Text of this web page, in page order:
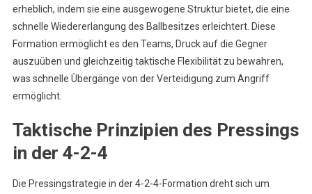
erheblich, indem sie eine ausgewogene Struktur bietet, die eine
schnelle Wiedererlangung des Ballbesitzes erleichtert. Diese
Formation ermöglicht es den Teams, Druck auf die Gegner
auszuüben und gleichzeitig taktische Flexibilität zu bewahren,
was schnelle Übergänge von der Verteidigung zum Angriff
ermöglicht.
Taktische Prinzipien des Pressings
in der 4-2-4
Die Pressingstrategie in der 4-2-4-Formation dreht sich um